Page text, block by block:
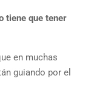
tiene que tener
en muchas
guiando por el